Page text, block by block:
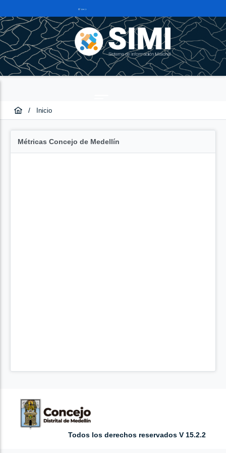
/ Inicio
Métricas Concejo de Medellín
Todos los derechos reservados V 15.2.2